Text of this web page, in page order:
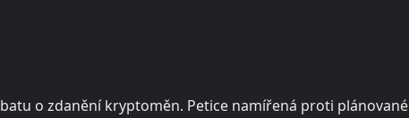
o zdanění kryptoměn. Petice namířená proti plánované